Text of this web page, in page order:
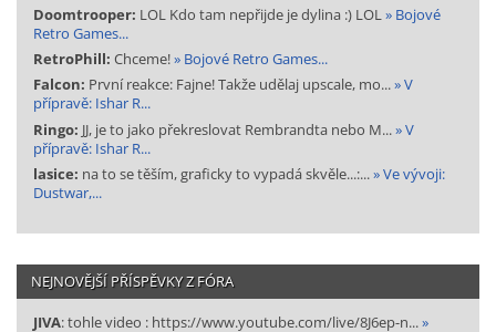
Doomtrooper: LOL Kdo tam nepřijde je dylina :) LOL» Bojové
Retro Games...
RetroPhill: Chceme!» Bojové Retro Games...
Falcon: První reakce: Fajne! Takže udělaj upscale, mo...» V
přípravě: Ishar R...
Ringo: JJ, je to jako překreslovat Rembrandta nebo M...» V
přípravě: Ishar R...
lasice: na to se těším, graficky to vypadá skvěle...:...» Ve vývoji:
Dustwar,...
NEJNOVĚJŠÍ PŘÍSPĚVKY Z FÓRA
JIVA: tohle video : https://www.youtube.com/live/8J6ep-n...»